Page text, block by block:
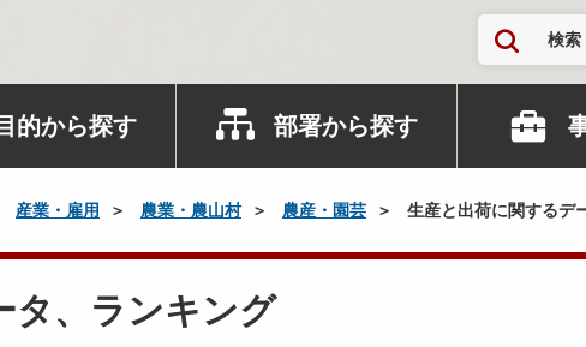
検索
目的から探す 部署から探す
産業・雇用 農業・農山村 農産・園芸 生産と出荷に関するデ
タ、ランキング